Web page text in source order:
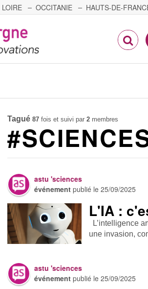
LOIRE OCCITANIE HAUTS-DE-
COMTÉ
Tagué 87 fois et suivi par2 membres
astu 'sciences
événement publié le25/09/2025
L'IA :
L’intelligence
une invasion,
astu 'sciences
événement publié le25/09/2025